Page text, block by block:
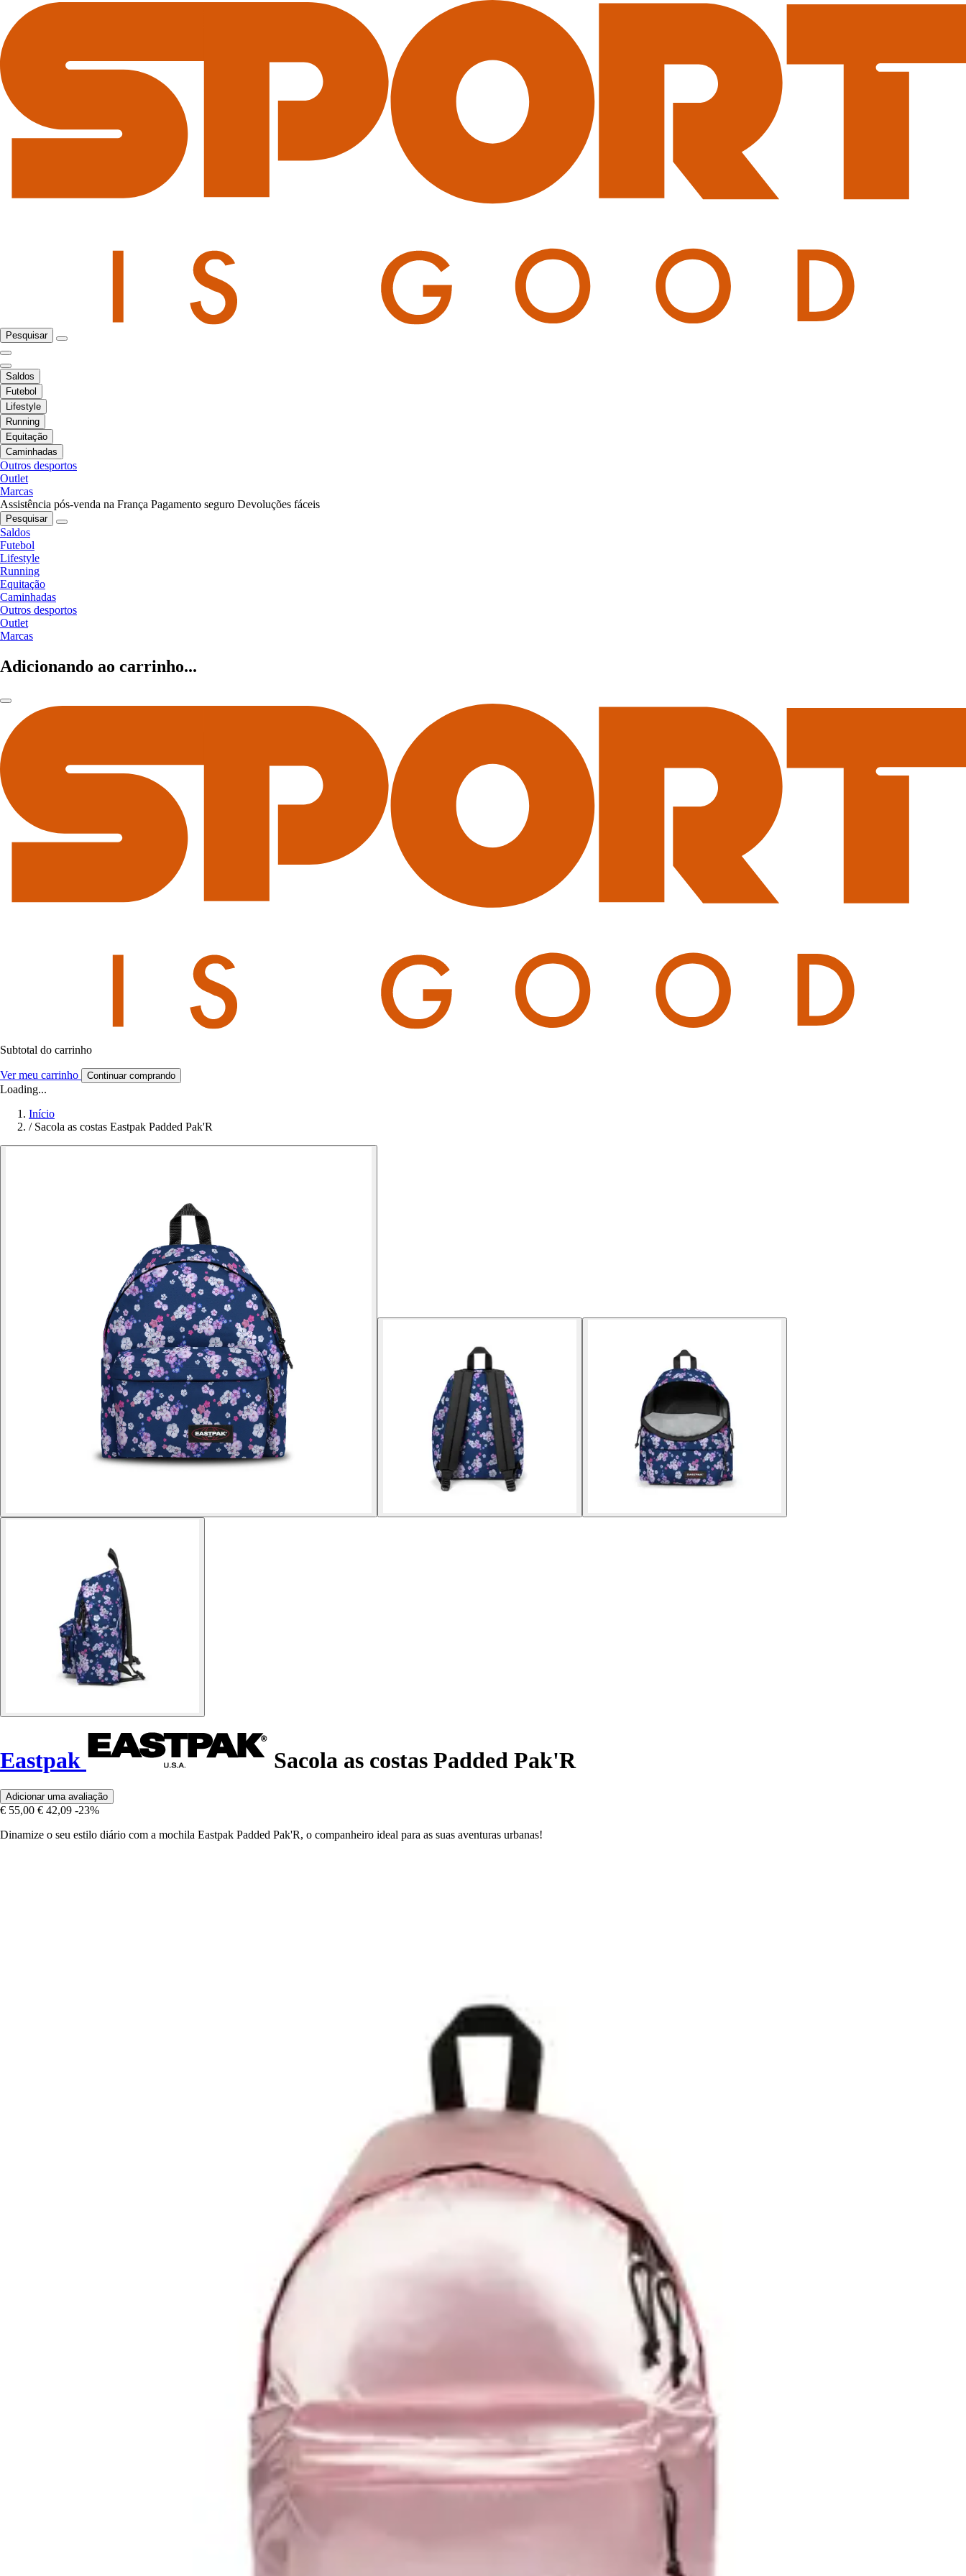
Pesquisar
Saldos
Futebol
Lifestyle
Running
Equitação
Caminhadas
Outros desportos
Outlet
Marcas
Assistência pós-venda na França Pagamento seguro Devoluções fáceis
Pesquisar
Saldos
Futebol
Lifestyle
Running
Equitação
Caminhadas
Outros desportos
Outlet
Marcas
Adicionando ao carrinho...
Subtotal do carrinho
Ver meu carrinho Continuar comprando
Loading...
Início
/ Sacola as costas Eastpak Padded Pak'R
Eastpak Sacola as costas Padded Pak'R
Adicionar uma avaliação
€ 55,00 € 42,09 -23%
Dinamize o seu estilo diário com a mochila Eastpak Padded Pak'R, o companheiro ideal para as suas aventuras urbanas!